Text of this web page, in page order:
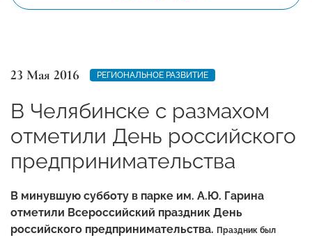
23 Мая 2016 РЕГИОНАЛЬНОЕ РАЗВИТИЕ
В Челябинске с размахом
отметили День российского
предпринимательства
В минувшую субботу в парке им. А.Ю. Гарина
отметили Всероссийский праздник День
российского предпринимательства. Праздник был